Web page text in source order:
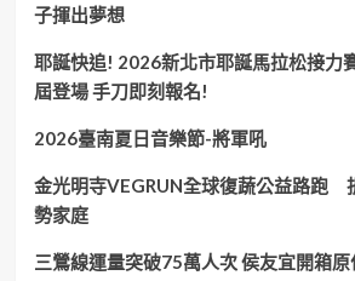
子揮出夢想
耶誕快追! 2026新北市耶誕馬拉松接
屆登場 手刀即刻報名!
2026臺南夏日音樂節-將軍吼
金光明寺VEGRUN全球復蔬公益路跑
勢家庭
三鶯線運量突破75萬人次 侯友宜開箱